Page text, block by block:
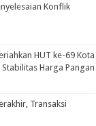
Konflik
HUT ke-69 Kota
Stabilitas Harga Pangan
Transaksi